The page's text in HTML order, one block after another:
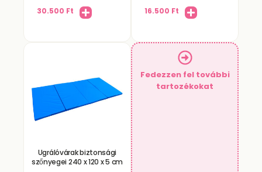
30.500 Ft
16.500 Ft
Ugrálóvárak biztonsági
szőnyegei 240 x 120 x 5 cm
Fedezzen fel további
tartozékokat